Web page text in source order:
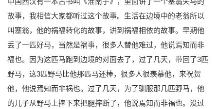
故事，我相信大家都听过这个故事。生活在边境中的老翁所以
叫塞翁，他的祸福转化的故事，讲到祸福相依的故事。早期他
丢了一匹好马，当然是祸事，很多人替他难过，他说焉知而非
福也。因为这匹马跑到边境的对面去了，过了几天，带回了3匹
野马，这3匹野马比他那匹马还棒，很多人很羡慕他，来祝贺
他，他说焉知而非祸也。过了几天，为了驯服那几匹野马，他
的儿子从野马上摔下来把腿摔断了，他说焉知而非福也。没过